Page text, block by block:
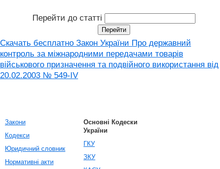
Перейти до статті
Скачать бесплатно Закон України Про державний
контроль за міжнародними передачами товарів
військового призначення та подвійного використання від
20.02.2003 № 549-IV
Закони
Кодекси
Юридичний словник
Нормативні акти
Основні Кодески
України
ГКУ
ЗКУ